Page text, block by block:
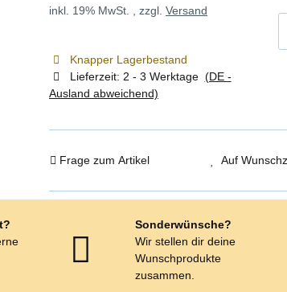
inkl. 19% MwSt. , zzgl. Versand
Knapper Lagerbestand
Lieferzeit: 2 - 3 Werktage (DE -
Ausland abweichend)
Frage zum Artikel Auf
Sonderwünsche?
Wir stellen dir deine
Wunschprodukte
zusammen.